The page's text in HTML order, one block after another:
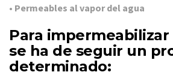
• Permeables al vapor del agua
Para
se ha de seguir un
determinado: